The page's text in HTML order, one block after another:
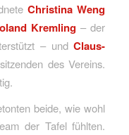
Christina Weng
Kremling – der
– undClaus-
des Vereins.
beide, wie wohl
der Tafel fühlten.